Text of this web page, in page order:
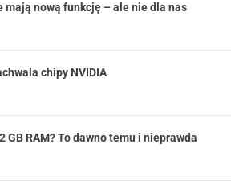
mają nową funkcję – ale nie dla nas
chipy NVIDIA
GB RAM? To dawno temu i nieprawda